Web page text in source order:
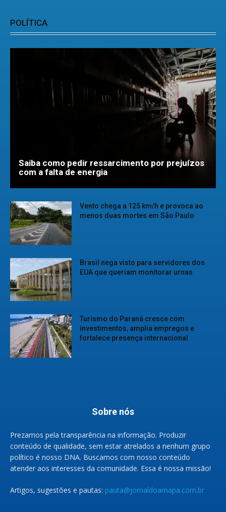
POLÍTICA
Saiba como pedir ressarcimento por prejuízos
com a falta de energia
Vento chega a 125 km/h e provoca ao
menos duas mortes em São Paulo
Brasil nega visto para servidores dos
EUA que queriam monitorar urnas
Turismo do Paraná cresce com
investimentos, amplia empregos e
fortalece presença internacional
Sobre nós
Prezamos pela transparência na informação. Produzir
conteúdo de qualidade, sem estar atrelados a nenhum grupo
político é nosso DNA. Buscamos com nosso conteúdo
atender aos interesses da comunidade. Essa é nossa missão!
Artigos, sugestões e pautas: pauta@jornaldoamapa.com.br